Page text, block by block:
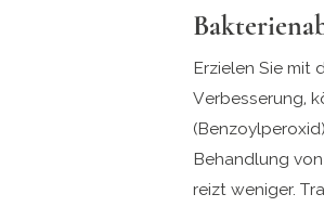
Erzielen Sie mit
Verbesserung,
Behandlung
reizt weniger.